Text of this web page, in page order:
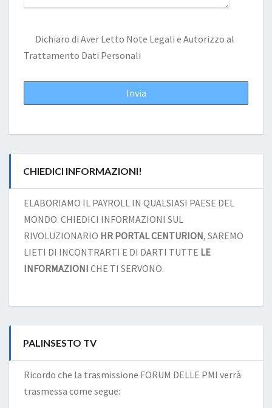
Dichiaro di Aver Letto Note Legali e Autorizzo al
Trattamento Dati Personali
CHIEDICI INFORMAZIONI!
ELABORIAMO IL PAYROLL IN QUALSIASI PAESE DEL
MONDO. CHIEDICI INFORMAZIONI SUL
RIVOLUZIONARIO HR PORTAL CENTURION, SAREMO
LIETI DI INCONTRARTI E DI DARTI TUTTE LE
INFORMAZIONI CHE TI SERVONO.
PALINSESTO TV
Ricordo che la trasmissione FORUM DELLE PMI verrà
trasmessa come segue: